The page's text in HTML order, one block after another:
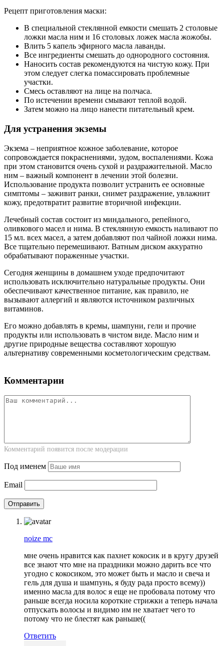
Рецепт приготовления маски:
В специальной стеклянной емкости смешать 2 столовые
ложки масла ним и 16 столовых ложек масла жожобы.
Влить 5 капель эфирного масла лаванды.
Все ингредиенты смешать до однородного состояния.
Наносить состав рекомендуются на чистую кожу. При
этом следует слегка помассировать проблемные
участки.
Смесь оставляют на лице на полчаса.
По истечении времени смывают теплой водой.
Затем можно на лицо нанести питательный крем.
Для устранения экземы
Экзема – неприятное кожное заболевание, которое
сопровождается покраснениями, зудом, воспалениями. Кожа
при этом становится очень сухой и раздражительной. Масло
ним – важный компонент в лечении этой болезни.
Использование продукта позволит устранить ее основные
симптомы – заживит ранки, снимет раздражение, увлажнит
кожу, предотвратит развитие вторичной инфекции.
Лечебный состав состоит из миндального, репейного,
оливкового масел и нима. В стеклянную емкость наливают по
15 мл. всех масел, а затем добавляют пол чайной ложки нима.
Все тщательно перемешивают. Ватным диском аккуратно
обрабатывают пораженные участки.
Сегодня женщины в домашнем уходе предпочитают
использовать исключительно натуральные продукты. Они
обеспечивают качественное питание, как правило, не
вызывают аллергий и являются источником различных
витаминов.
Его можно добавлять в кремы, шампуни, гели и прочие
продукты или использовать в чистом виде. Масло ним и
другие природные вещества составляют хорошую
альтернативу современными косметологическим средствам.
Комментарии
Комментарий появится после модерации
Под именем
Email
noize mc
мне очень нравится как пахнет кокосик и в кругу друзей
все знают что мне на праздники можно дарить все что
угодно с кокосиком, это может быть и масло и свеча и
гель для душа и шампунь, я буду рада просто всему))
именно масла для волос я еще не пробовала потому что
раньше всегда носила короткие стрижки а теперь начала
отпускать волосы и видимо им не хватает чего то
потому что не блестят как раньше((
Ответить